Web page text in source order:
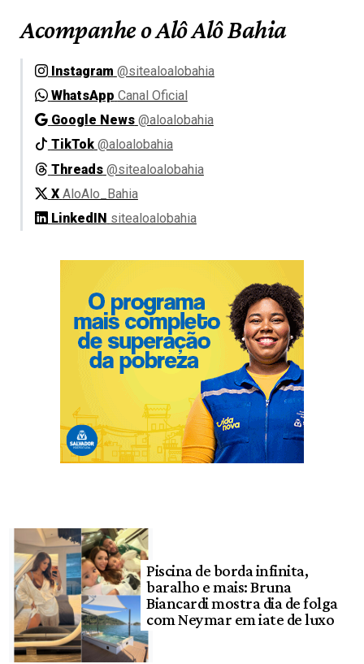
Acompanhe o Alô Alô Bahia
Instagram @sitealoalobahia
WhatsApp Canal Oficial
Google News @aloalobahia
TikTok @aloalobahia
Threads @sitealoalobahia
X AloAlo_Bahia
LinkedIN sitealoalobahia
Piscina de borda infinita,
baralho e mais: Bruna
Biancardi mostra dia de folga
com Neymar em iate de luxo